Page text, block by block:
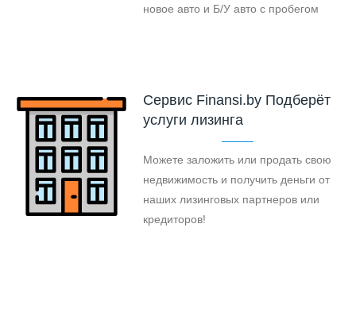
новое авто и Б/У авто с пробегом
Cервис Finansi.by Подберёт
услуги лизинга
Можете заложить или продать свою
недвижимость и получить деньги от
наших лизинговых партнеров или
кредиторов!